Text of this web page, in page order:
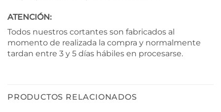
ATENCIÓN:
Todos nuestros cortantes son fabricados al
momento de realizada la compra y normalmente
tardan entre 3 y 5 días hábiles en procesarse.
PRODUCTOS RELACIONADOS